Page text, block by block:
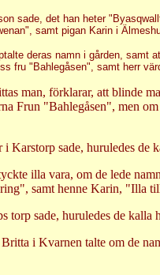
sade, det han heter
samt pigan Karin i
deras namn i gården,
fru "Bahlegåsen", samt herr
man, förklarar, att blinde
Frun "Bahlegåsen", men
Karstorp sade, huruledes
illa vara, om de lede
samt henne Karin, "Illa
torp sade, huruledes de
i Kvarnen talte om de